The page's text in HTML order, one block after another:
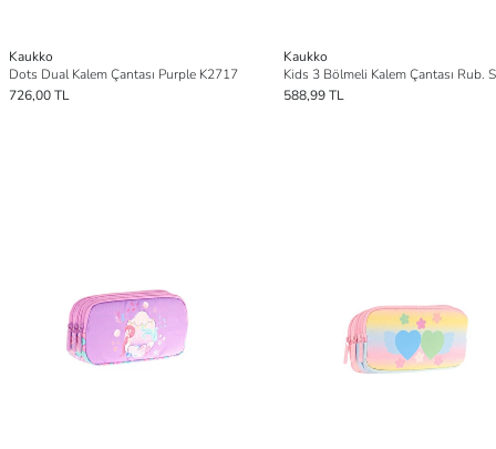
Kaukko
Dots Dual Kalem Çantası Purple K2717
726,00 TL
Kaukko
588,99 TL